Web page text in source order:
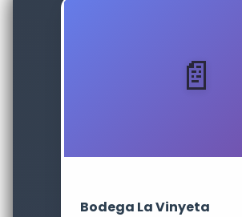
Bodega La Vinyeta